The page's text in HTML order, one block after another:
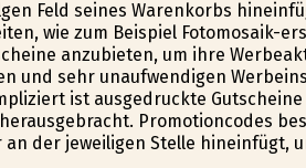
Feld seines Warenkorbs
wie zum Beispiel Fotomosaik-
anzubieten, um ihre
und sehr unaufwendigen
ist ausgedruckte
Promotioncodes
der jeweiligen Stelle hineinfügt,